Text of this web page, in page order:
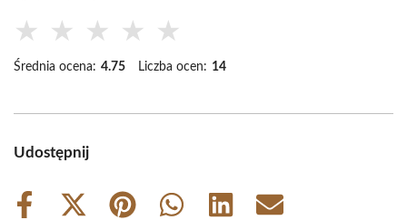
★ ★ ★ ★ ★
Średnia ocena: 4.75 Liczba ocen: 14
Udostępnij
Share
Share
Share
Share
Share
Share